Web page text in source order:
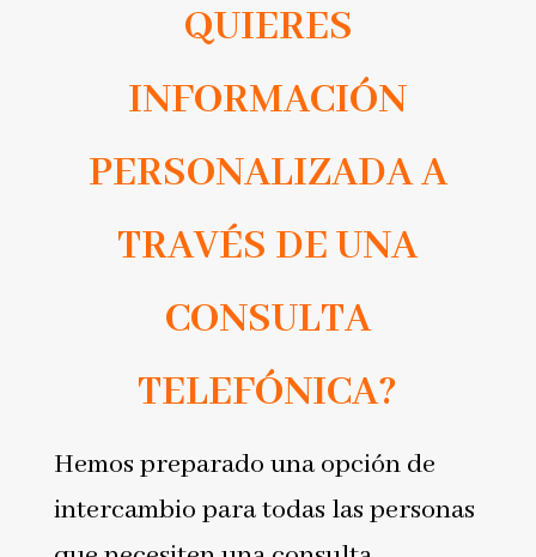
QUIERES
INFORMACIÓN
PERSONALIZADA A
TRAVÉS DE UNA
CONSULTA
TELEFÓNICA?
Hemos preparado una opción de
intercambio para todas las personas